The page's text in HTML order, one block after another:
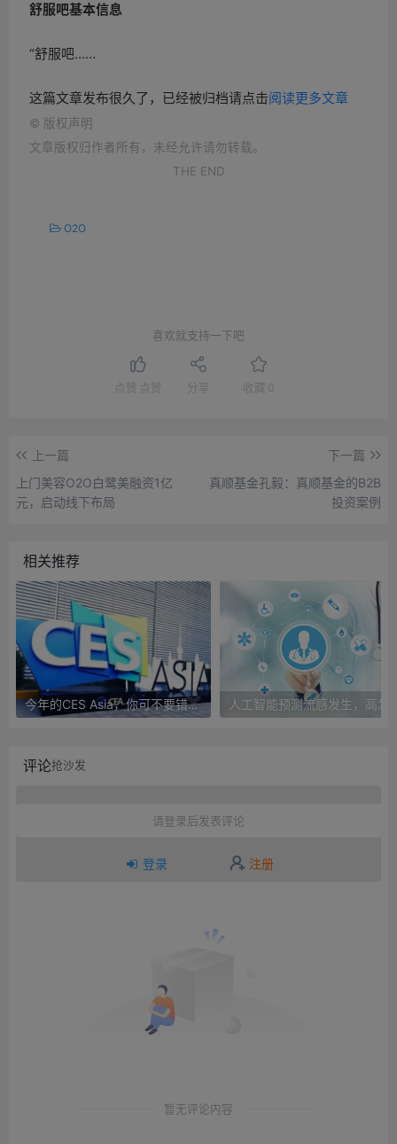
舒服吧基本信息
“舒服吧……
这篇文章发布很久了，已经被归档请点击阅读更多文章
© 版权声明
文章版权归作者所有，未经允许请勿转载。
THE END
O2O
喜欢就支持一下吧
点赞 点赞 分享 收藏 0
上一篇
上门美容O2O白鹭美融资1亿
元，启动线下布局
下一篇
真顺基金孔毅：真顺基金的B2B
投资案例
相关推荐
今年的CES Asia，你可不要错过这些自动驾驶看点
评论抢沙发
请登录后发表评论
登录 注册
暂无评论内容